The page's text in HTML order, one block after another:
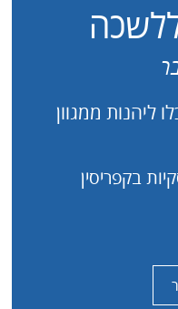
ליהנות ממגוון
בקפריסין